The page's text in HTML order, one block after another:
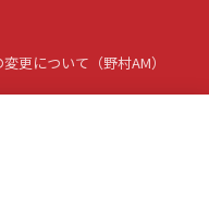
更について（野村AM）